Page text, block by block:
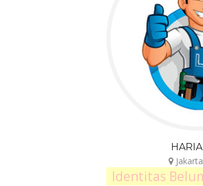
Identitas